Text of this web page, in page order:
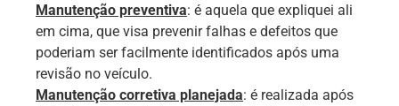
Manutenção preventiva: é aquela que expliquei ali
em cima, que visa prevenir falhas e defeitos que
poderiam ser facilmente identificados após uma
revisão no veículo.
Manutenção corretiva planejada: é realizada após